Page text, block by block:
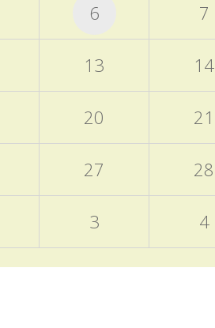
6 7
13 14
20 21
27 28
3 4